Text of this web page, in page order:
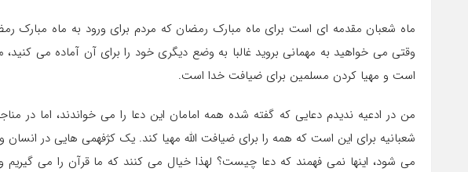
ماه شعبان مقدمه ای است برای ماه مبارک رمضان که مردم برای ورود به ماه مبارک
وقتی می خواهید به مهمانی بروید غالبا به وضع دیگری خود را برای آن آماده می
است و مهیا کردن مسلمین برای ضیافت خدا است.
من در ادعیه ندیدم دعایی که گفته شده همه امامان این دعا را می خواندند، اما در
شعبانیه برای این است که همه را برای ضیافت الله مهیا کند. یک کژفهمی هایی در انسان
می شود، اینها نمی فهمند که دعا چیست؟ لهذا خیال می کنند که ما قرآن را می گیریم و